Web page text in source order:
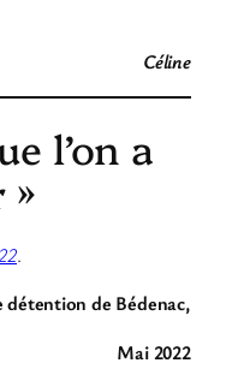
Céline
l’on a
»
.
détention de Bédenac,
Mai 2022